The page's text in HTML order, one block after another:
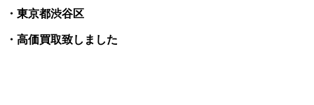
・東京都渋谷区
・高価買取致しました